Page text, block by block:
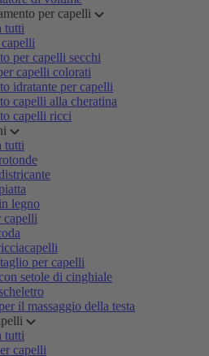
per capelli
tutti
per capelli secchi
capelli colorati
idratante per capelli
capelli alla cheratina
capelli ricci
tutti
legno
capelli
per capelli
setole di cinghiale
il massaggio della testa
tutti
capelli